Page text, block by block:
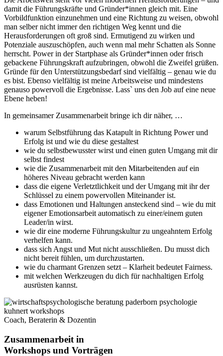
damit die Führungskräfte und Gründer*innen gleich mit. Eine
Vorbildfunktion einzunehmen und eine Richtung zu weisen, obwohl
man selber nicht immer den richtigen Weg kennt und die
Herausforderungen oft groß sind. Ermutigend zu wirken und
Potenziale auszuschöpfen, auch wenn mal mehr Schatten als Sonne
herrscht. Power in der Startphase als Gründer*innen oder frisch
gebackene Führungskraft aufzubringen, obwohl die Zweifel grüßen.
Gründe für den Unterstützungsbedarf sind vielfältig – genau wie du
es bist. Ebenso vielfältig ist meine Arbeitsweise und mindestens
genauso powervoll die Ergebnisse. Lass` uns den Job auf eine neue
Ebene heben!
In gemeinsamer Zusammenarbeit bringe ich dir näher, …
warum Selbstführung das Katapult in Richtung Power und
Erfolg ist und wie du diese gestaltest
wie du selbstbewusster wirst und einen guten Umgang mit dir
selbst findest
wie die Zusammenarbeit mit den Mitarbeitenden auf ein
höheres Niveau gebracht werden kann
dass die eigene Verletztlichkeit und der Umgang mit ihr der
Schlüssel zu einem powervollen Miteinander ist.
dass Emotionen und Haltungen ansteckend sind – wie du mit
eigener Emotionsarbeit automatisch zu einer/einem guten
Leader/in wirst.
wie dir eine moderne Führungskultur zu ungeahntem Erfolg
verhelfen kann.
dass sich Angst und Mut nicht ausschließen. Du musst dich
nicht bereit fühlen, um durchzustarten.
wie du charmant Grenzen setzt – Klarheit bedeutet Fairness.
mit welchen Werkzeugen du dich für nachhaltigen Erfolg
ausrüsten kannst.
Coach, Beraterin & Dozentin
Zusammenarbeit in
Workshops und Vorträgen